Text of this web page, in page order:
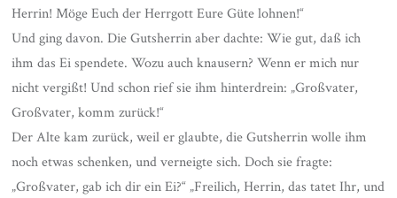
Herrin! Möge Euch der Herrgott Eure Güte lohnen!“
Und ging davon.Die Gutsherrin aber dachte: Wie gut, daß ich
ihm das Ei spendete. Wozu auch knausern? Wenn er mich nur
nicht vergißt! Und schon rief sie ihm hinterdrein: „Großvater,
Großvater, komm zurück!“
Der Alte kam zurück, weil er glaubte, die Gutsherrin wolle ihm
noch etwas schenken, und verneigte sich. Doch sie fragte:
„Großvater, gab ich dir ein Ei?“ „Freilich, Herrin, das tatet Ihr, und